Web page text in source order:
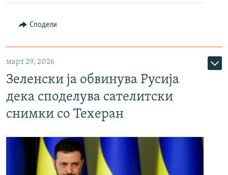
Сподели
март 29, 2026
Зеленски ја обвинува Русија
дека споделува сателитски
снимки со Техеран